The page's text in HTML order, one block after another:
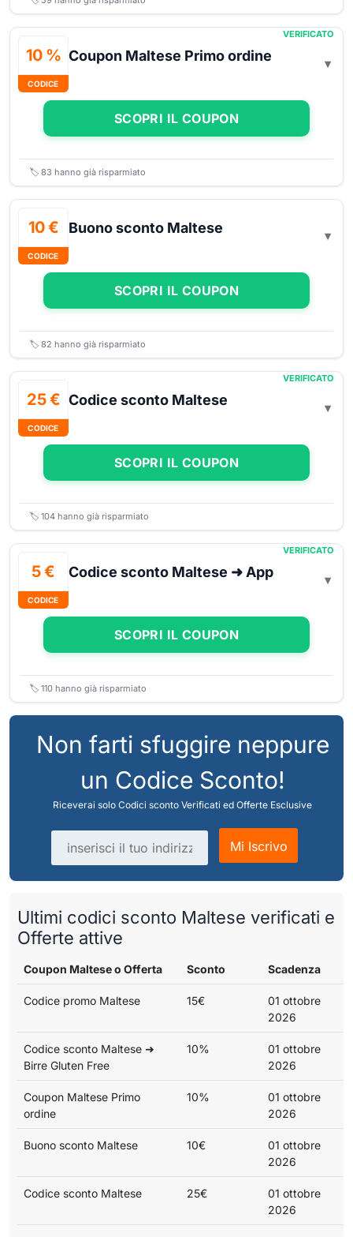
10 %
CODICE
VERIFICATO
Coupon Maltese Primo ordine
SCOPRI IL COUPON
🏷️ 83 hanno già risparmiato
10 €
CODICE
Buono sconto Maltese
SCOPRI IL COUPON
🏷️ 82 hanno già risparmiato
25 €
CODICE
VERIFICATO
Codice sconto Maltese
SCOPRI IL COUPON
🏷️ 104 hanno già risparmiato
5 €
CODICE
VERIFICATO
Codice sconto Maltese ➜ App
SCOPRI IL COUPON
🏷️ 110 hanno già risparmiato
Non farti sfuggire neppure
un Codice Sconto!
Riceverai solo Codici sconto Verificati ed Offerte Esclusive
Indirizzo email
Mi Iscrivo
Ultimi codici sconto Maltese verificati e
Offerte attive
Coupon Maltese o Offerta Sconto Scadenza
Codice promo Maltese 15€
01 ottobre
2026
Codice sconto Maltese ➜
Birre Gluten Free
10%
01 ottobre
2026
Coupon Maltese Primo
ordine
10%
01 ottobre
2026
Buono sconto Maltese 10€
01 ottobre
2026
Codice sconto Maltese 25€
01 ottobre
2026